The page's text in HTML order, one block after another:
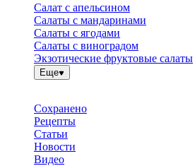
Салат с апельсином
Салаты с мандаринами
Салаты с ягодами
Салаты с виноградом
Экзотические фруктовые салаты
Еще
Сохранено
Рецепты
Статьи
Новости
Видео